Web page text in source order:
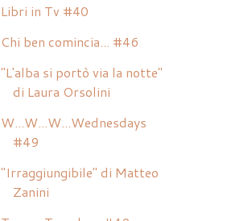
Libri in Tv #40
Chi ben comincia... #46
"L'alba si portò via la notte"
di Laura Orsolini
W...W...W...Wednesdays
#49
"Irraggiungibile" di Matteo
Zanini